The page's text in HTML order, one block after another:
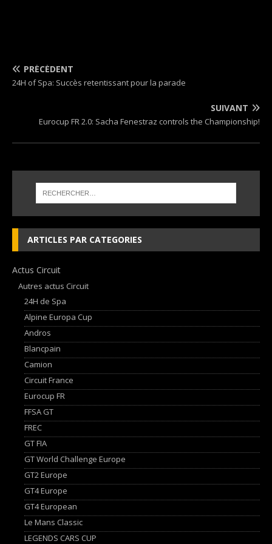
PRÉCÉDENT
24H of Spa: Succès retentissant pour la parade
SUIVANT
Eurocup FR 2.0: Sacha Fenestraz controls the Championship!
ARTICLES PAR CATEGORIES
Actus Circuit
Autres actus Circuit
24H de Spa
Alpine Europa Cup
Andros
Blancpain
Camion
Circuit France
Eurocup FR
FFSA GT
FREC
GT FIA
GT World Challenge Europe
GT2 Europe
GT4 Europe
GT4 European
Le Mans Classic
LEGENDS CARS CUP